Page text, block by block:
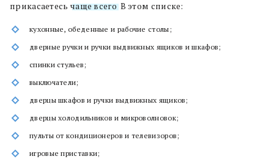
прикасаетесь чаще всего. В этом списке:
кухонные, обеденные и рабочие столы;
дверные ручки и ручки выдвижных ящиков и шкафов;
спинки стульев;
выключатели;
дверцы шкафов и ручки выдвижных ящиков;
дверцы холодильников и микроволновок;
пульты от кондиционеров и телевизоров;
игровые приставки;